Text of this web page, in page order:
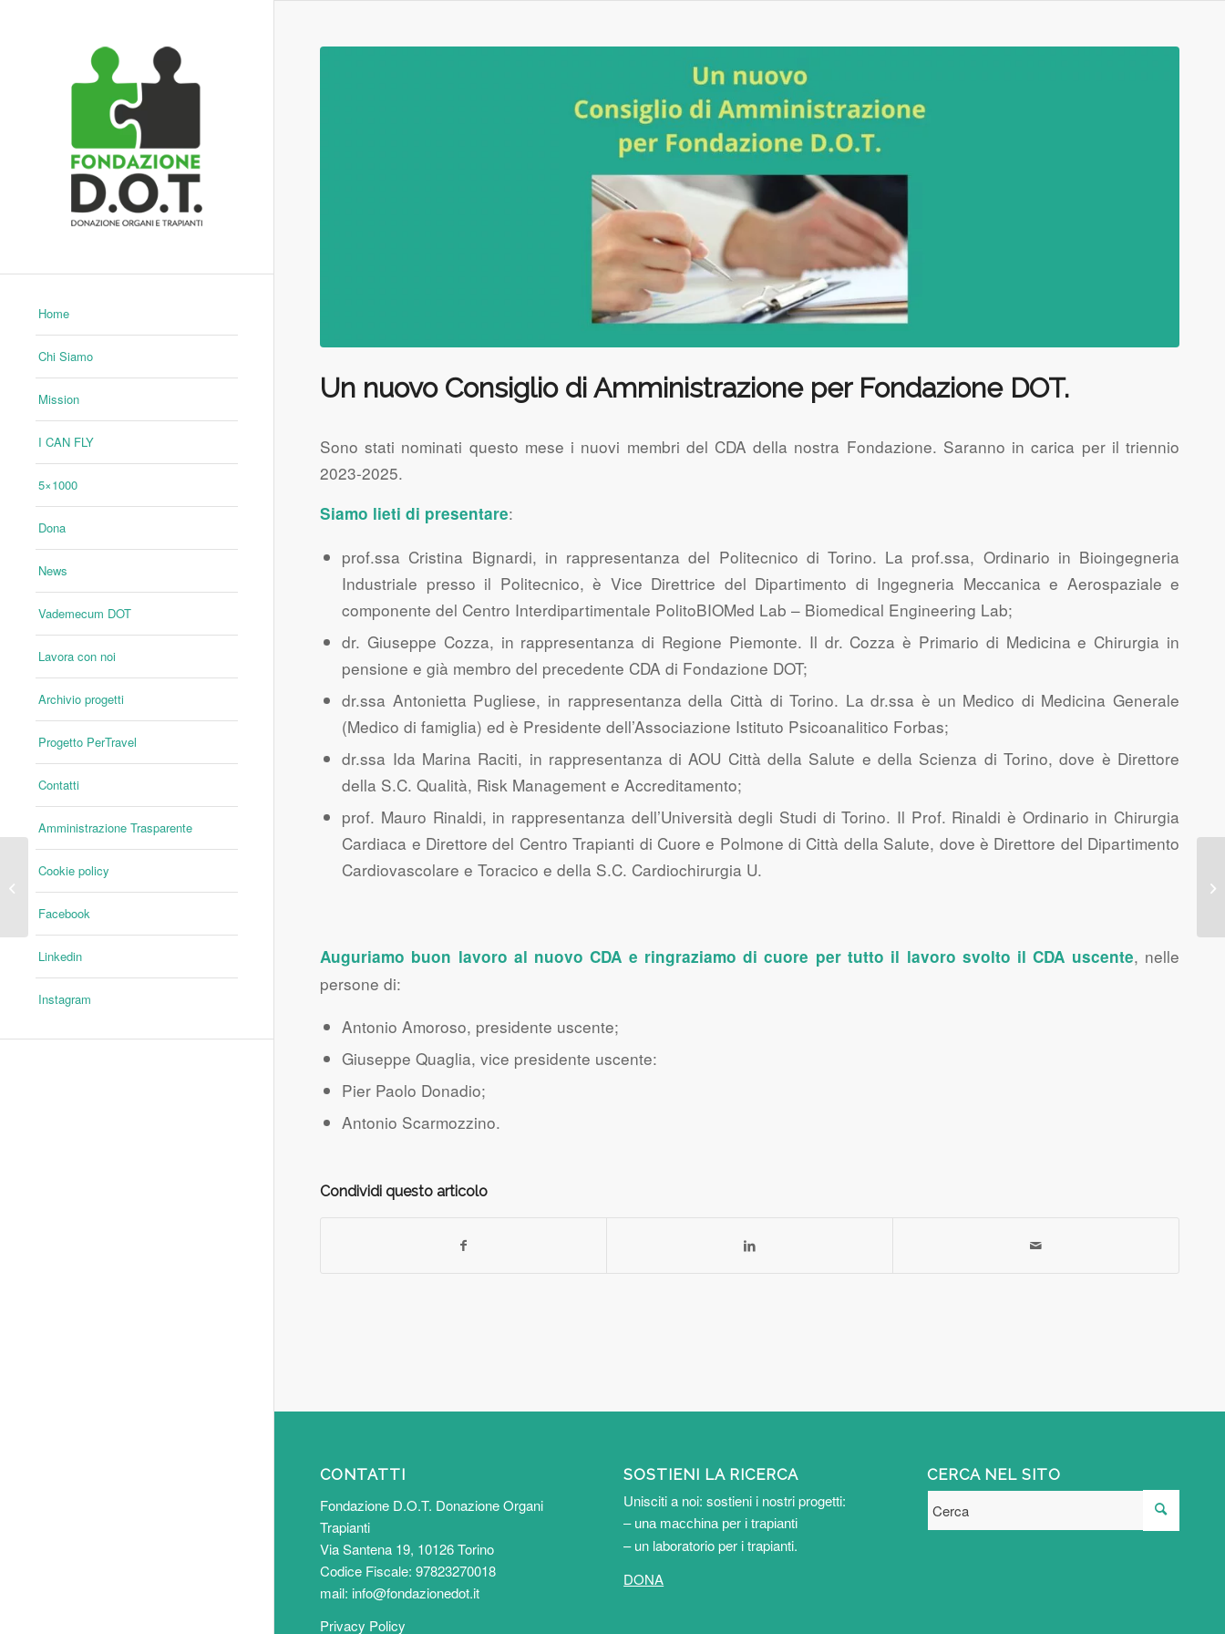
Home
Chi Siamo
Mission
I CAN FLY
5×1000
Dona
News
Vademecum DOT
Lavora con noi
Archivio progetti
Progetto PerTravel
Contatti
Amministrazione Trasparente
Cookie policy
Facebook
Linkedin
Instagram
Un nuovo Consiglio di Amministrazione per Fondazione DOT.
Sono stati nominati questo mese i nuovi membri del CDA della nostra Fondazione. Saranno in carica per il triennio
2023-2025.
Siamo lieti di presentare:
prof.ssa Cristina Bignardi, in rappresentanza del Politecnico di Torino. La prof.ssa, Ordinario in Bioingegneria
Industriale presso il Politecnico, è Vice Direttrice del Dipartimento di Ingegneria Meccanica e Aerospaziale e
componente del Centro Interdipartimentale PolitoBIOMed Lab – Biomedical Engineering Lab;
dr. Giuseppe Cozza, in rappresentanza di Regione Piemonte. Il dr. Cozza è Primario di Medicina e Chirurgia in
pensione e già membro del precedente CDA di Fondazione DOT;
dr.ssa Antonietta Pugliese, in rappresentanza della Città di Torino. La dr.ssa è un Medico di Medicina Generale
(Medico di famiglia) ed è Presidente dell’Associazione Istituto Psicoanalitico Forbas;
dr.ssa Ida Marina Raciti, in rappresentanza di AOU Città della Salute e della Scienza di Torino, dove è Direttore
della S.C. Qualità, Risk Management e Accreditamento;
prof. Mauro Rinaldi, in rappresentanza dell’Università degli Studi di Torino. Il Prof. Rinaldi è Ordinario in Chirurgia
Cardiaca e Direttore del Centro Trapianti di Cuore e Polmone di Città della Salute, dove è Direttore del Dipartimento
Cardiovascolare e Toracico e della S.C. Cardiochirurgia U.
Auguriamo buon lavoro al nuovo CDA e ringraziamo di cuore per tutto il lavoro svolto il CDA uscente, nelle
persone di:
Antonio Amoroso, presidente uscente;
Giuseppe Quaglia, vice presidente uscente:
Pier Paolo Donadio;
Antonio Scarmozzino.
Condividi questo articolo
CONTATTI
Fondazione D.O.T. Donazione Organi
Trapianti
Via Santena 19, 10126 Torino
Codice Fiscale: 97823270018
mail: info@fondazionedot.it
Privacy Policy
SOSTIENI LA RICERCA
Unisciti a noi: sostieni i nostri progetti:
– una macchina per i trapianti
– un laboratorio per i trapianti.
DONA
CERCA NEL SITO
settembre: la tappa del
VIAGGIO CON GLI
OCCHI DI CHIARA alla
Banca...